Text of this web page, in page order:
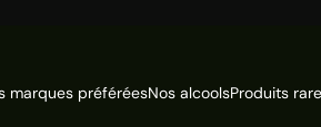
marques préféréesNos alcoolsProduits